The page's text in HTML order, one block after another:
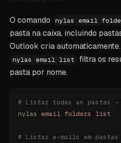
O comando nylas email
pasta na caixa, incluindo
Outlook cria
nylas email list
filtra os
pasta por nome.
# Listar todas as pastas
nylas email folders list
# Listar e-mails em